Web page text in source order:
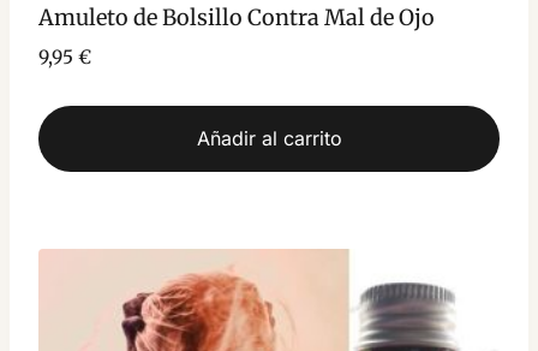
Amuleto de Bolsillo Contra Mal de Ojo
9,95 €
Añadir al carrito